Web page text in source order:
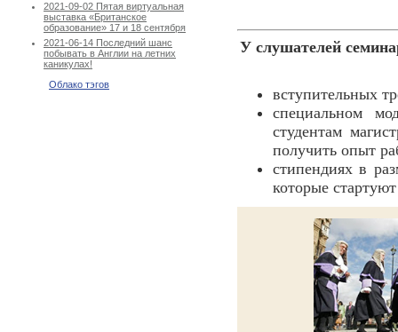
2021-09-02 Пятая виртуальная
выставка «Британское
образование» 17 и 18 сентября
2021-06-14 Последний шанс
побывать в Англии на летних
каникулах!
Облако тэгов
У слушателей
вступительных
специальном
студентам
получить опыт
стипендиях в
которые